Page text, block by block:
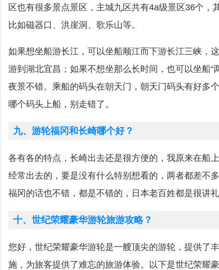
区也有很多景点景区，主城九区共有4a级景区36个，
比如磁器口、洪崖洞、歌乐山等。
如果想坐船游长江，可以坐船顺江而下游长江三峡，
游到湖北宜昌；如果不想坐那么长时间，也可以坐船“
夜景不错。乘船的码头在朝天门，朝天门码头有好多
哪个码头上船，别走错了。
九、游轮福冈和长崎哪个好？
各有各的特点，长崎出去还是很方便的，我原来在船
经常出去的，要是没有什么特别想看的，两者都差不
福冈的话也不错，都是不错的，日本老百姓都是很讲
十、世纪荣耀豪华游轮旅游攻略？
您好，世纪荣耀豪华游轮是一艘顶尖的游轮，提供了
施，为旅客提供了难忘的旅游体验。以下是世纪荣耀